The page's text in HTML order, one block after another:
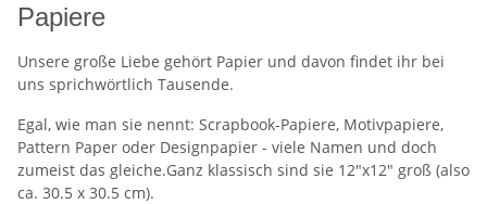
Papiere
Unsere große Liebe gehört Papier und davon findet ihr bei
uns sprichwörtlich Tausende.
Egal, wie man sie nennt: Scrapbook-Papiere, Motivpapiere,
Pattern Paper oder Designpapier - viele Namen und doch
zumeist das gleiche.Ganz klassisch sind sie 12"x12" groß (also
ca. 30.5 x 30.5 cm).